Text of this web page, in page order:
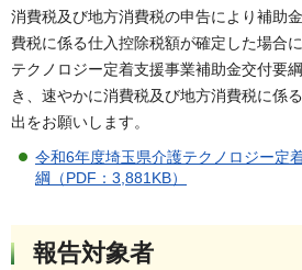
消費税及び地方消費税の申告により補助
費税に係る仕入控除税額が確定した場合
テクノロジー定着支援事業補助金交付要
き、速やかに消費税及び地方消費税に係
出をお願いします。
令和6年度埼玉県介護テクノロジー定
綱（PDF：3,881KB）
報告対象者